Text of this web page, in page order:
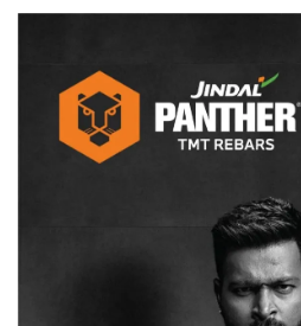
याचिका
शुक्रवार
को
होगा
फैसला